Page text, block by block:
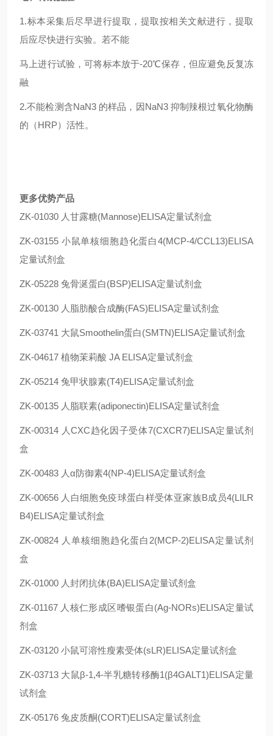
1.标本采集后尽早进行提取，提取按相关文献进行，提取
后应尽快进行实验。若不能
马上进行试验，可将标本放于-20℃保存，但应避免反复冻
融
2.不能检测含NaN3 的样品，因NaN3 抑制辣根过氧化物酶
的（HRP）活性。
更多优势产品
ZK-01030 人甘露糖(Mannose)ELISA定量试剂盒
ZK-03155 小鼠单核细胞趋化蛋白4(MCP-4/CCL13)ELISA
定量试剂盒
ZK-05228 兔骨涎蛋白(BSP)ELISA定量试剂盒
ZK-00130 人脂肪酸合成酶(FAS)ELISA定量试剂盒
ZK-03741 大鼠Smoothelin蛋白(SMTN)ELISA定量试剂盒
ZK-04617 植物茉莉酸 JA ELISA定量试剂盒
ZK-05214 兔甲状腺素(T4)ELISA定量试剂盒
ZK-00135 人脂联素(adiponectin)ELISA定量试剂盒
ZK-00314 人CXC趋化因子受体7(CXCR7)ELISA定量试剂
盒
ZK-00483 人α防御素4(NP-4)ELISA定量试剂盒
ZK-00656 人白细胞免疫球蛋白样受体亚家族B成员4(LILR
B4)ELISA定量试剂盒
ZK-00824 人单核细胞趋化蛋白2(MCP-2)ELISA定量试剂
盒
ZK-01000 人封闭抗体(BA)ELISA定量试剂盒
ZK-01167 人核仁形成区嗜银蛋白(Ag-NORs)ELISA定量试
剂盒
ZK-03120 小鼠可溶性瘦素受体(sLR)ELISA定量试剂盒
ZK-03713 大鼠β-1,4-半乳糖转移酶1(β4GALT1)ELISA定量
试剂盒
ZK-05176 兔皮质酮(CORT)ELISA定量试剂盒